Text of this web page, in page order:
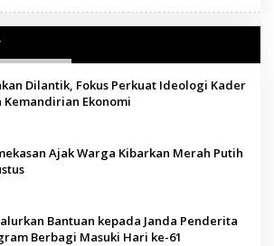
Dilantik, Fokus Perkuat Ideologi Kader
Kemandirian Ekonomi
Ajak Warga Kibarkan Merah Putih
Bantuan kepada Janda Penderita
Berbagi Masuki Hari ke-61